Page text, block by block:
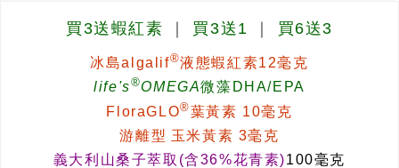
買3送蝦紅素 ｜ 買3送1 ｜ 買6送3
冰島algalif®液態蝦紅素12毫克
life's®OMEGA微藻DHA/EPA
FloraGLO®葉黃素 10毫克
游離型 玉米黃素 3毫克
義大利山桑子萃取(含36%花青素)100毫克